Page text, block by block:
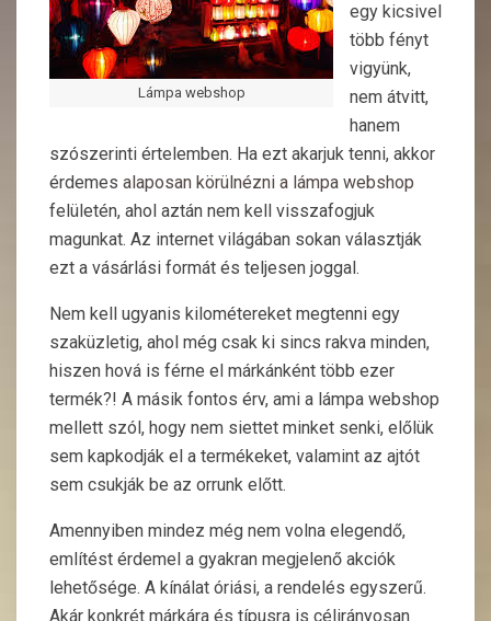
Lámpa webshop
egy kicsivel
több fényt
vigyünk,
nem átvitt,
hanem
szószerinti értelemben. Ha ezt akarjuk tenni, akkor
érdemes alaposan körülnézni a lámpa webshop
felületén, ahol aztán nem kell visszafogjuk
magunkat. Az internet világában sokan választják
ezt a vásárlási formát és teljesen joggal.
Nem kell ugyanis kilométereket megtenni egy
szaküzletig, ahol még csak ki sincs rakva minden,
hiszen hová is férne el márkánként több ezer
termék?! A másik fontos érv, ami a lámpa webshop
mellett szól, hogy nem siettet minket senki, előlük
sem kapkodják el a termékeket, valamint az ajtót
sem csukják be az orrunk előtt.
Amennyiben mindez még nem volna elegendő,
említést érdemel a gyakran megjelenő akciók
lehetősége. A kínálat óriási, a rendelés egyszerű.
Akár konkrét márkára és típusra is célirányosan